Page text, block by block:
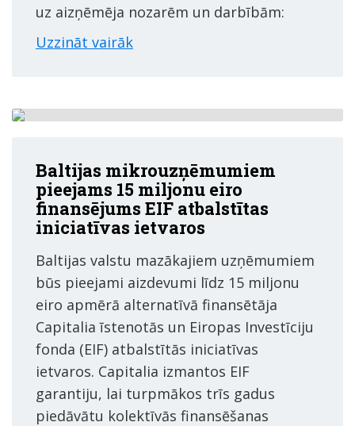
uz aizņēmēja nozarēm un darbībām:
Uzzināt vairāk
Baltijas mikrouzņēmumiem
pieejams 15 miljonu eiro
finansējums EIF atbalstītas
iniciatīvas ietvaros
Baltijas valstu mazākajiem uzņēmumiem
būs pieejami aizdevumi līdz 15 miljonu
eiro apmērā alternatīvā finansētāja
Capitalia īstenotās un Eiropas Investīciju
fonda (EIF) atbalstītās iniciatīvas
ietvaros. Capitalia izmantos EIF
garantiju, lai turpmākos trīs gadus
piedāvātu kolektīvās finansēšanas